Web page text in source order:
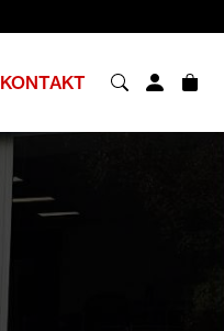
KONTAKT